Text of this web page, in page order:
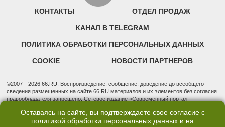
КОНТАКТЫ ОТДЕЛ ПРОДАЖ
КАНАЛ В TELEGRAM
ПОЛИТИКА ОБРАБОТКИ ПЕРСОНАЛЬНЫХ ДАННЫХ
COOKIE НОВОСТИ ПАРТНЕРОВ
©2007—2026 66.RU. Воспроизведение, сообщение, доведение до всеобщего
сведения размещенных на сайте 66.RU материалов и их элементов без согласия
правообладателя запрещено. Сетевое издание «Современный портал
надзору в сфере связи, информационных технологий и массовых коммуникаций
(Роскомнадзор). Регистрационный номер ЭЛ № ФС 77 - 76634 от 02.09.2019
Оставаясь на сайте, вы подтверждаете свое согласие с
политикой обработки персональных данных и на